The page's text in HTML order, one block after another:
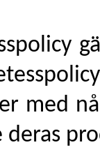
med
deras